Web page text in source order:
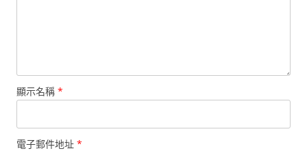
顯示名稱 *
電子郵件地址 *